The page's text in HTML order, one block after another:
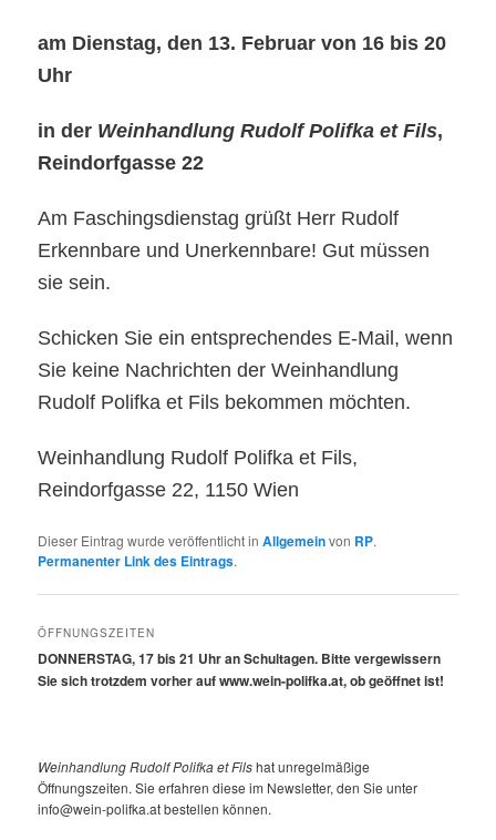
am Dienstag, den 13. Februar von 16 bis 20
Uhr
in der Weinhandlung Rudolf Polifka et Fils,
Reindorfgasse 22
Am Faschingsdienstag grüßt Herr Rudolf
Erkennbare und Unerkennbare! Gut müssen
sie sein.
Schicken Sie ein entsprechendes E-Mail, wenn
Sie keine Nachrichten der Weinhandlung
Rudolf Polifka et Fils bekommen möchten.
Weinhandlung Rudolf Polifka et Fils,
Reindorfgasse 22, 1150 Wien
Dieser Eintrag wurde veröffentlicht inAllgemeinvon RP.
Permanenter Link des Eintrags.
ÖFFNUNGSZEITEN
DONNERSTAG, 17 bis 21 Uhr an Schultagen. Bitte vergewissern
Sie sich trotzdem vorher auf www.wein-polifka.at, ob geöffnet ist!
Weinhandlung Rudolf Polifka et Filshat unregelmäßige
Öffnungszeiten. Sie erfahren diese im Newsletter, den Sie unter
info@wein-polifka.at bestellen können.